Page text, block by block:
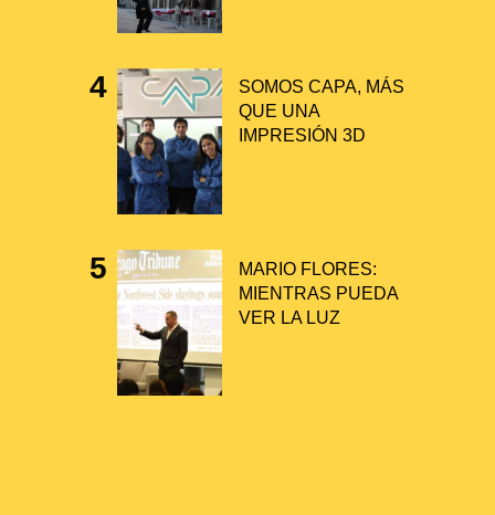
SOMOS CAPA, MÁS
QUE UNA
IMPRESIÓN 3D
MARIO FLORES:
MIENTRAS PUEDA
VER LA LUZ